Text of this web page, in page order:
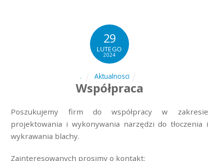
29
LUTEGO
2024
. Aktualnosci
Współpraca
Poszukujemy firm do współpracy w zakresie
projektowania i wykonywania narzędzi do tłoczenia i
wykrawania blachy.
Zainteresowanych prosimy o kontakt: